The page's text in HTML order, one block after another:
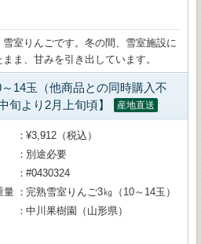
室りんごです。冬の間、雪室施設に
ま、甘みを引き出しています。
14玉（他商品との同時購入不
旬より2月上旬頃】
産地直送
¥3,912（税込）
別途必要
#0430324
量
完熟雪室りんご3㎏（10～14玉）
中川果樹園（山形県）